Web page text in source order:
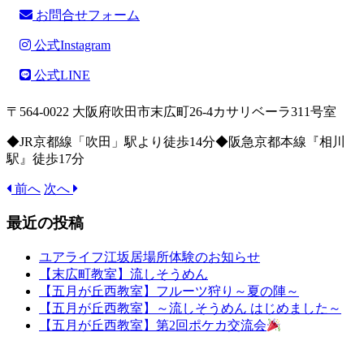
お問合せフォーム
公式Instagram
公式LINE
〒564-0022 大阪府吹田市末広町26-4カサリベーラ311号室
◆JR京都線「吹田」駅より徒歩14分◆阪急京都本線『相川
駅』徒歩17分
前へ 次へ
最近の投稿
ユアライフ江坂居場所体験のお知らせ
【末広町教室】流しそうめん
【五月が丘西教室】フルーツ狩り～夏の陣～
【五月が丘西教室】～流しそうめん はじめました～
【五月が丘西教室】第2回ポケカ交流会